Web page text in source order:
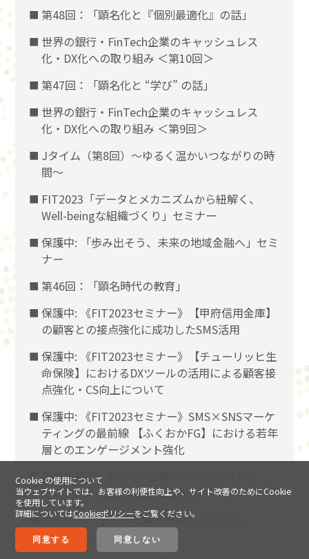
第48回：「顕名化と『個別最適化』の話」
世界の銀行・FinTech企業のキャッシュレス
化・DX化への取り組み ＜第10回＞
第47回：「顕名化と “学び” の話」
世界の銀行・FinTech企業のキャッシュレス
化・DX化への取り組み ＜第9回＞
Jタイム（第8回）～ゆるく温かいつながりの時
間～
FIT2023「データとメカニズムから紐解く、
Well-beingな組織づくり」セミナー
保護中: 「歩み出そう、未来の地域金融へ」セミ
ナー
第46回：「顕名時代の教育」
保護中: 《FIT2023セミナー》【甲府信用金庫】
の顧客との接点強化に成功したSMS活用
保護中: 《FIT2023セミナー》【チューリッヒ生
命保険】におけるDXツールの活用による顧客接
点強化・CS向上について
保護中: 《FIT2023セミナー》SMS×SNSマーケ
ティングの最前線 【ふくおかFG】における若年
層とのエンゲージメント強化
世界の銀行・FinTech企業のキャッシュレス
化・DX化への取り組み ＜第8回＞
第45回：「データ戦略と信頼モデルの話
（5）」
Cookie の使用について
当ウェブサイトでは、お客様の利便性向上や、サイト改善のためにCookie
を使用しています。
詳細についてはCookieポリシーをご覧ください。
同意する 同意しない